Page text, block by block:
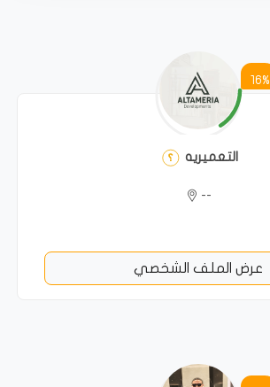
16%
التعميريه
--
عرض الملف الشخصي